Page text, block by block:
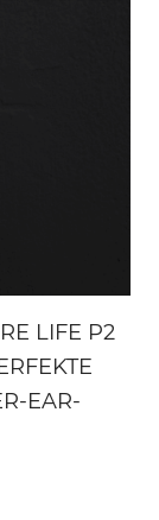
LIFE P2
EAR-